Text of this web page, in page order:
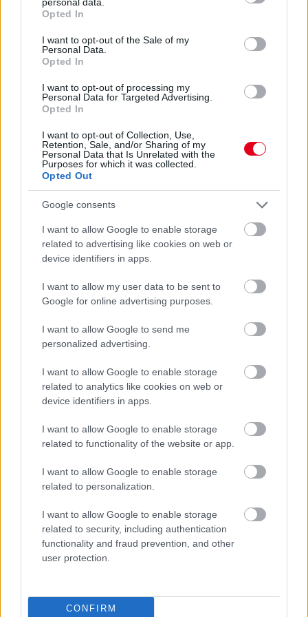
grant or deny consent to Google and its third-party tags to
use your data for below specified purposes in below Google
consent section.
Opted In
I want to opt-out of the Sale of my
Personal Data.
Opted In
I want to opt-out of processing my
Personal Data for Targeted Advertising.
Opted In
I want to opt-out of Collection, Use,
Retention, Sale, and/or Sharing of my
Personal Data that Is Unrelated with the
Purposes for which it was collected.
Opted Out
Google consents
I want to allow Google to enable storage
related to advertising like cookies on web or
device identifiers in apps.
I want to allow my user data to be sent to
Google for online advertising purposes.
I want to allow Google to send me
personalized advertising.
I want to allow Google to enable storage
related to analytics like cookies on web or
device identifiers in apps.
I want to allow Google to enable storage
related to functionality of the website or app.
I want to allow Google to enable storage
related to personalization.
I want to allow Google to enable storage
related to security, including authentication
functionality and fraud prevention, and other
user protection.
CONFIRM
Az F1-es nyári szünet beköszöntével a pályán ugyan néhány
egy pillanatra sem áll le a viaskodás. A McLaren rögtön egy jogi
lépéssel kezdi az augusztust.
előző hírek
Hallgasd meg a Formula Podcast
legfrissebb adását!
Kövess minket a Facebookon
Parc Fermé
3 órája
Montoya szerint Antonelli kedvessége sem segít